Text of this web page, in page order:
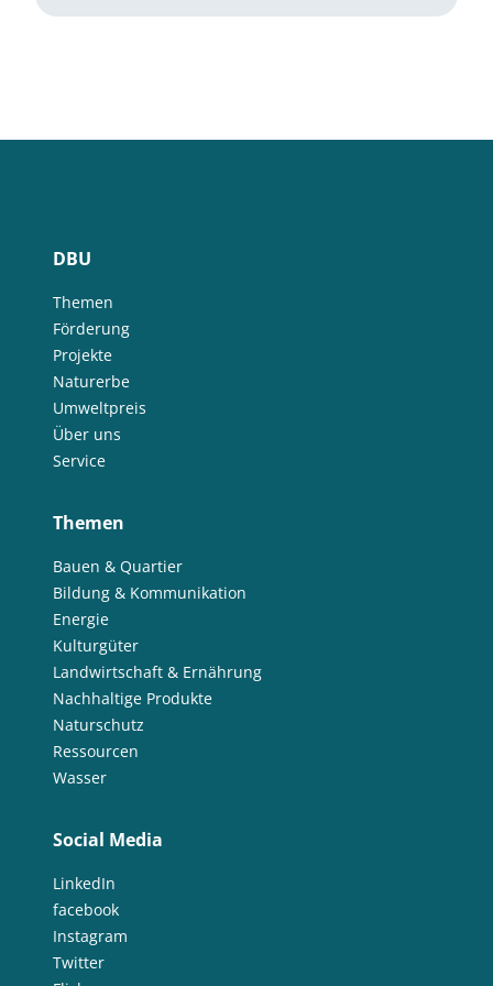
DBU
Themen
Förderung
Projekte
Naturerbe
Umweltpreis
Über uns
Service
Themen
Bauen & Quartier
Bildung & Kommunikation
Energie
Kulturgüter
Landwirtschaft & Ernährung
Nachhaltige Produkte
Naturschutz
Ressourcen
Wasser
Social Media
LinkedIn
facebook
Instagram
Twitter